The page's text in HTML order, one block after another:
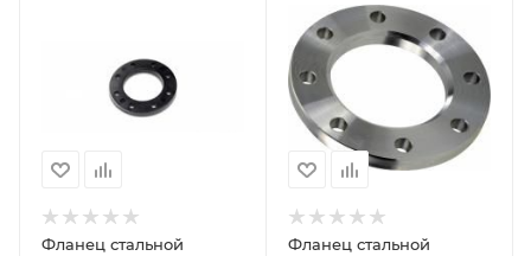
Фланец стальной
Фланец стальной